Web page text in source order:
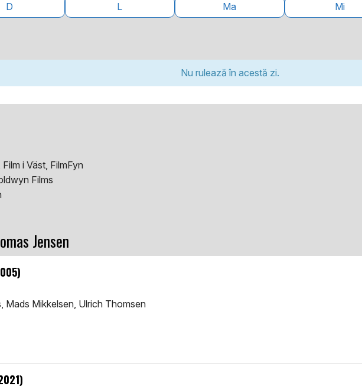
D L Ma Mi
Nu rulează în acestă zi.
i Väst, FilmFyn
Films
Jensen
Mads Mikkelsen, Ulrich Thomsen